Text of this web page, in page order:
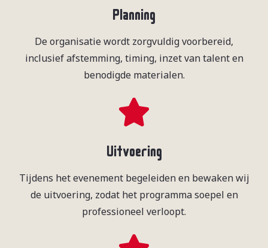
Planning
De organisatie wordt zorgvuldig voorbereid,
inclusief afstemming, timing, inzet van talent en
benodigde materialen.
Uitvoering
Tijdens het evenement begeleiden en bewaken wij
de uitvoering, zodat het programma soepel en
professioneel verloopt.